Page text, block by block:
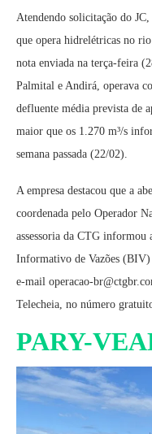
Atendendo solicitação do JC,
que opera hidrelétricas no
nota enviada na terça-feira
Palmital e Andirá, operava
defluente média prevista de
maior que os 1.270 m³/s
semana passada (22/02).
A empresa destacou que a
coordenada pelo Operador
assessoria da CTG informou
Informativo de Vazões (BIV)
e-mail operacao-
Telecheia, no número
PARY-